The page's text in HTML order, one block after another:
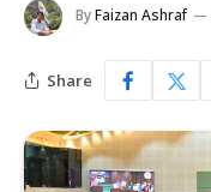
ByFaizan Ashraf
Share